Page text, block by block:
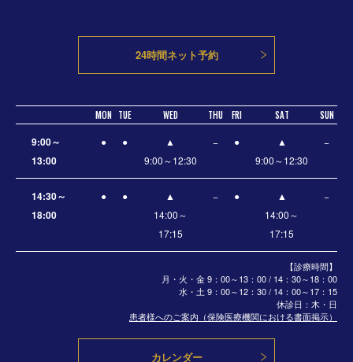
24時間ネット予約
MON TUE WED THU FRI SAT SUN
【診療時間】
月・火・金 9：00～13：00 / 14：30～18：00
水・土 9：00～12：30 / 14：00～17：15
休診日：木・日
患者様へのご案内（保険医療機関における書面掲示）
9:00～
13:00
● ●
▲
9:00～12:30
− ●
▲
9:00～12:30
−
14:30～
18:00
● ●
▲
14:00～
17:15
− ●
▲
14:00～
17:15
−
カレンダー